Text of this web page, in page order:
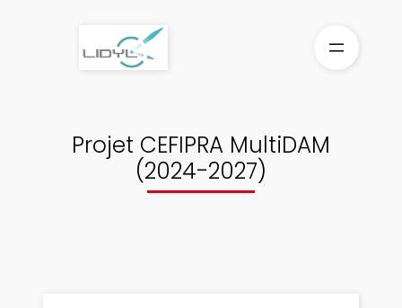
Projet CEFIPRA MultiDAM
(2024-2027)